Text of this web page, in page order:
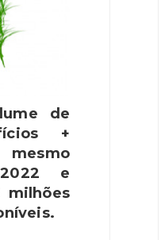
de
+
e
milhões